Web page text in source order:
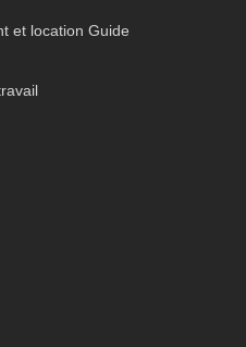
et location Guide